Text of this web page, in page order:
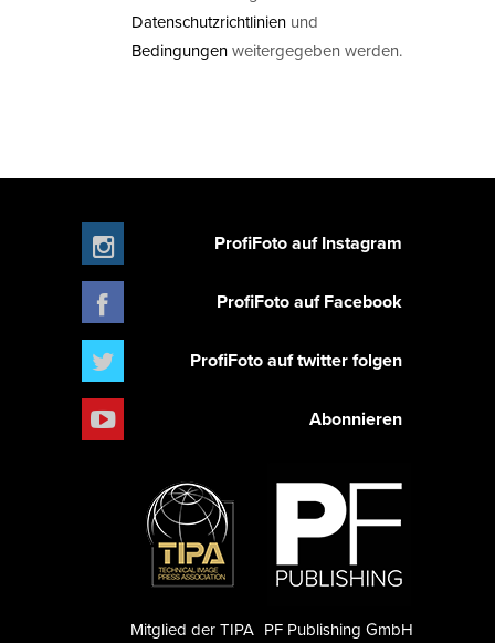
Datenschutzrichtlinien und
Bedingungenweitergegeben werden.
ProfiFoto auf Instagram
ProfiFoto auf Facebook
ProfiFoto auf twitter folgen
Abonnieren
PF Publishing GmbH
Mitglied der TIPA